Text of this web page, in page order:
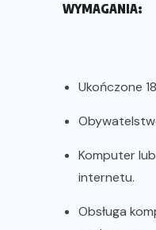
WYMAGANIA:
Ukończone
Komputer
internetu.
Obsługa